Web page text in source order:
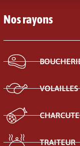
Nos rayons
VOLAILLES
TRAITEUR